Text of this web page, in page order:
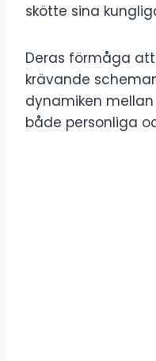
skötte sina
Deras förmåga
krävande
dynamiken
både personliga